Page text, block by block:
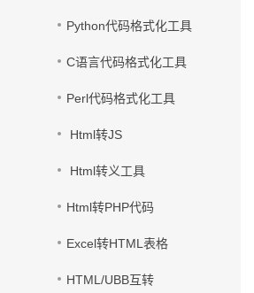
Python代码格式化工具
C语言代码格式化工具
Perl代码格式化工具
Html转JS
Html转义工具
Html转PHP代码
Excel转HTML表格
HTML/UBB互转